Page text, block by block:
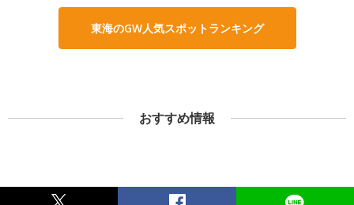
東海のGW人気スポットランキング
おすすめ情報